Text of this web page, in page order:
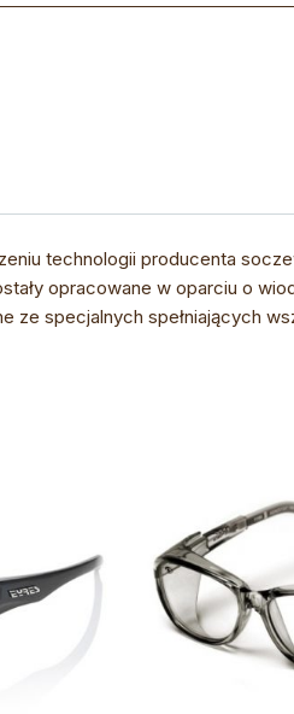
technologii producenta
opracowane w oparciu o
specjalnych spełniających